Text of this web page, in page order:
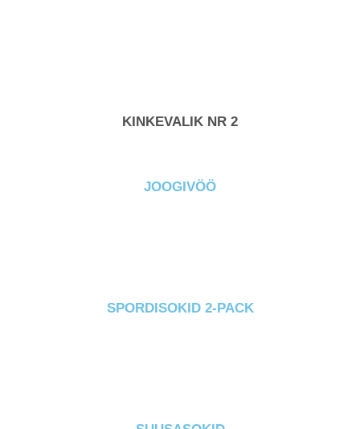
KINKEVALIK NR 2
JOOGIVÖÖ
SPORDISOKID 2-PACK